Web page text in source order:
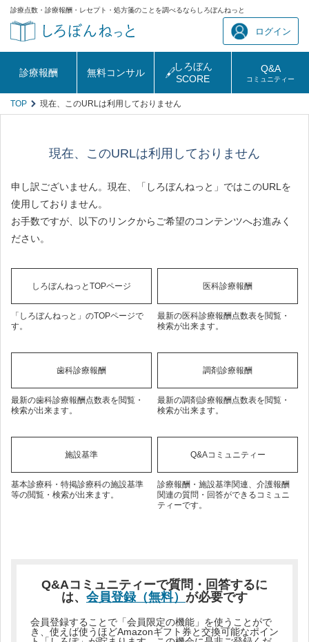
診療点数・診療報酬・レセプト・処方箋のことを調べるならしろぼんねっと
ログイン
診療報酬 無料コンサル
しろぼん
SCORE
Q&A
コミュニティー
TOP 現在、このURLは利用しておりません
現在、このURLは利用しておりません
申し訳ございません。現在、「しろぼんねっと」ではこのURLを
使用しておりません。
お手数ですが、以下のリンクからご希望のコンテンツへお進みく
ださい。
しろぼんねっとTOPページ
「しろぼんねっと」のTOPページで
す。
医科診療報酬
最新の医科診療報酬点数表を閲覧・
検索が出来ます。
歯科診療報酬
最新の歯科診療報酬点数表を閲覧・
検索が出来ます。
調剤診療報酬
最新の調剤診療報酬点数表を閲覧・
検索が出来ます。
施設基準
基本診療科・特掲診療科の施設基準
等の閲覧・検索が出来ます。
Q&Aコミュニティー
診療報酬・施設基準関連、介護報酬
関連の質問・回答ができるコミュニ
ティーです。
Q&Aコミュニティーで質問・回答するに
は、 会員登録（無料） が必要です
会員登録することで「会員限定の機能」を使うことがで
き、使えば使うほどAmazonギフト券と交換可能なポイン